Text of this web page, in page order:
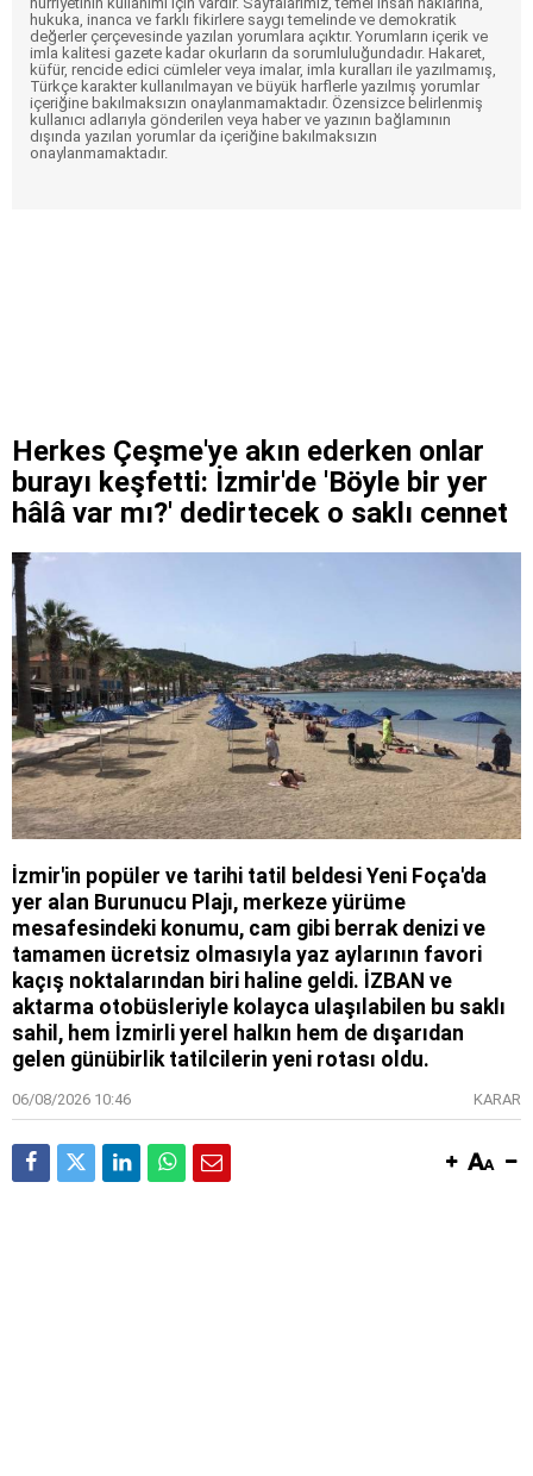
hukuka, inanca ve farklı fikirlere saygı temelinde ve demokratik
değerler çerçevesinde yazılan yorumlara açıktır. Yorumların içerik ve
imla kalitesi gazete kadar okurların da sorumluluğundadır. Hakaret,
küfür, rencide edici cümleler veya imalar, imla kuralları ile yazılmamış,
Türkçe karakter kullanılmayan ve büyük harflerle yazılmış yorumlar
içeriğine bakılmaksızın onaylanmamaktadır. Özensizce belirlenmiş
kullanıcı adlarıyla gönderilen veya haber ve yazının bağlamının
dışında yazılan yorumlar da içeriğine bakılmaksızın
onaylanmamaktadır.
Herkes Çeşme'ye akın ederken onlar
burayı keşfetti: İzmir'de 'Böyle bir yer
hâlâ var mı?' dedirtecek o saklı cennet
İzmir'in popüler ve tarihi tatil beldesi Yeni Foça'da
yer alan Burunucu Plajı, merkeze yürüme
mesafesindeki konumu, cam gibi berrak denizi ve
tamamen ücretsiz olmasıyla yaz aylarının favori
kaçış noktalarından biri haline geldi. İZBAN ve
aktarma otobüsleriyle kolayca ulaşılabilen bu saklı
sahil, hem İzmirli yerel halkın hem de dışarıdan
gelen günübirlik tatilcilerin yeni rotası oldu.
06/08/2026 10:46 KARAR